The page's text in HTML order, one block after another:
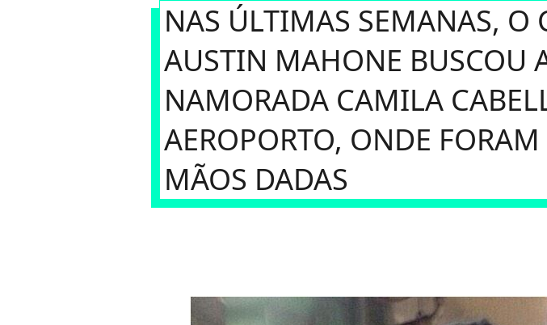
NAS ÚLTIMAS SEMANAS, O
AUSTIN MAHONE BUSCOU
NAMORADA CAMILA
AEROPORTO, ONDE FORAM
MÃOS DADAS